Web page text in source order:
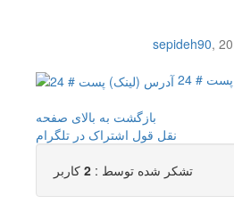
sepideh90,
پست # 24
بازگشت به بالای صفحه
نقل قول اشتراک در تلگرام
تشکر شده توسط : 2 کاربر